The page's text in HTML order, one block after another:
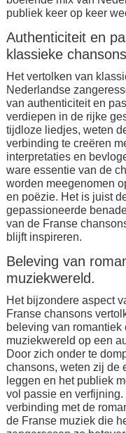
publiek keer op keer
Authenticiteit en
klassieke
Het vertolken van
Nederlandse
van authenticiteit en
verdiepen in de rijke
tijdloze liedjes, weten
verbinding te creëren
interpretaties en
ware essentie van de
worden meegenomen
en poëzie. Het is juist
gepassioneerde
van de Franse
blijft inspireren.
Beleving van
muziekwereld.
Het bijzondere aspect
Franse chansons
beleving van
muziekwereld op een
Door zich onder te
chansons, weten zij de
leggen en het publiek
vol passie en
verbinding met de
de Franse muziek die